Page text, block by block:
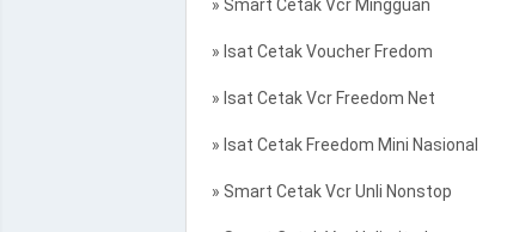
» Smart Cetak Vcr Mingguan
» Isat Cetak Voucher Fredom
» Isat Cetak Vcr Freedom Net
» Isat Cetak Freedom Mini Nasional
» Smart Cetak Vcr Unli Nonstop